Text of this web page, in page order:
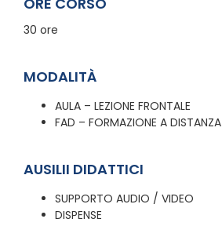
30 ore
MODALITÀ
AULA – LEZIONE FRONTALE
FAD – FORMAZIONE A DISTANZA
AUSILII DIDATTICI
SUPPORTO AUDIO / VIDEO
DISPENSE